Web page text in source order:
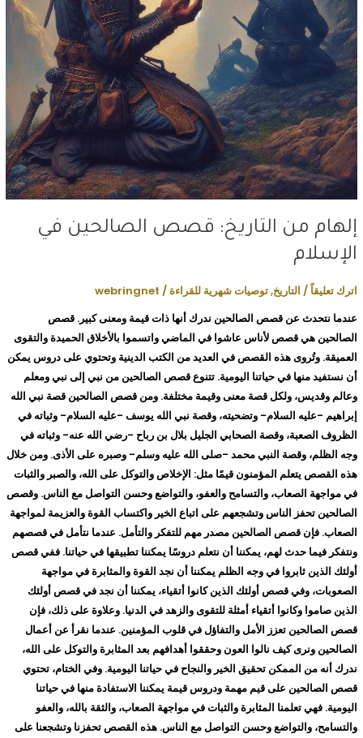
إلهام من التاريخ: قصص الصالحين في
الإسلام
اترك تعليقاً/ التاريخ,توصيات شهرية للقراءة /
webringnet
عندما نتحدث عن قصص الصالحين ندرك أنها ذات قيمة ومعنى كبير. قصص
الصالحين هي قصص لأناس عاشوا في الماضي واتسموا بالأخلاق الحميدة والتقوى
العميقة. وتُروى هذه القصص في العديد من الكتب الدينية وتحتوي على دروس يمكن
أن نستفيد منها في حياتنا اليومية. تتنوع قصص الصالحين من نبي إلى نبي ومعلم
وعالم وقديس، ولكل قصة معنى وقيمة مختلفة. ومن قصص الصالحين قصة نبي الله
إبراهيم -عليه السلام- وتضحيته، وقصة نبي الله يوسف -عليه السلام- وثباته في
الظروف الصعبة، وقصة الصحابي الجليل بلال بن رباح -رضي الله عنه- وثباته في
وجه الظلم، وقصة النبي محمد -صلى الله عليه وسلم- وصبره على الأذى. ومن خلال
هذه القصص يتعلم المؤمنون قيمًا مثل: الإخلاص والتوكل على الله، والصبر والثبات
في مواجهة الصعاب، والتسامح والعفو، والتواضع وحسن التواصل مع الناس. وقصص
الصالحين تحفز الناس وتشجعهم على اتباع الخير واكتساب القوة والعزيمة لمواجهة
الصعاب. فإن قصص الصالحين مصدر مهم للتفكر والتأمل. عندما نتأمل في قصصهم
ونتفكر فيما حدث لهم، يمكننا أن نتعلم دروسًا يمكننا تطبيقها في حياتنا. ففي قصص
أولئك الذين ثابروا في وجه الظلم يمكننا أن نجد القوة والمثابرة في مواجهة
الصعوبات، وفي قصص أولئك الذين كانوا أتقياء، يمكننا أن نجد في قصص أولئك
الذين صاموا وكانوا أتقياء أمثلة للتقوى والزهد في الدنيا. وعلاوة على ذلك، فإن
قصص الصالحين تعزز الأمل والتفاؤل في قلوب المؤمنين. عندما نقرأ عن أعمال
الصالحين ونرى كيف نالوا العون وحققوا أهدافهم بعد المثابرة والتوكل على الله،
ندرك أنه من الممكن تحقيق الخير والنجاح في حياتنا اليومية. وفي الختام، تحتوي
قصص الصالحين على قيم مهمة ودروس قيمة يمكننا الاستفادة منها في حياتنا
اليومية. فهي تعلمنا المثابرة والثبات في مواجهة الصعاب، والثقة بالله، والعفو
والتسامح، والتواضع وحسن التواصل مع الناس. هذه القصص تحفزنا وتشجعنا على